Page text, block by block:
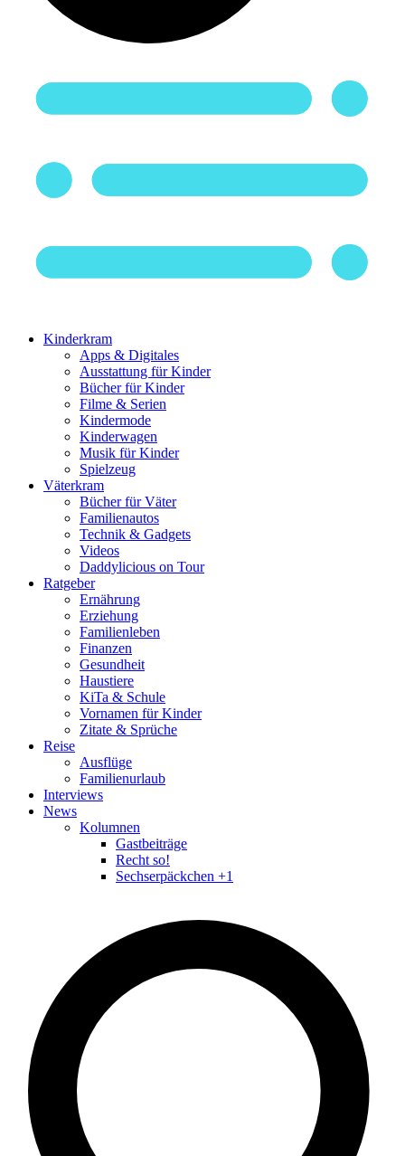
Kinderkram
Apps & Digitales
Ausstattung für Kinder
Bücher für Kinder
Filme & Serien
Kindermode
Kinderwagen
Musik für Kinder
Spielzeug
Väterkram
Bücher für Väter
Familienautos
Technik & Gadgets
Videos
Daddylicious on Tour
Ratgeber
Ernährung
Erziehung
Familienleben
Finanzen
Gesundheit
Haustiere
KiTa & Schule
Vornamen für Kinder
Zitate & Sprüche
Reise
Ausflüge
Familienurlaub
Interviews
News
Kolumnen
Gastbeiträge
Recht so!
Sechserpäckchen +1